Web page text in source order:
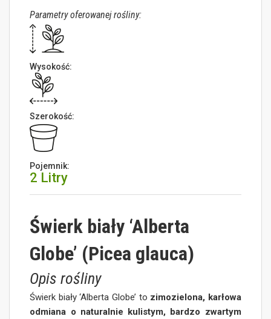
Parametry oferowanej rośliny:
Wysokość:
Szerokość:
Pojemnik:
2 Litry
Świerk biały ‘Alberta
Globe’ (Picea glauca)
Opis rośliny
Świerk biały ‘Alberta Globe’ to zimozielona, karłowa
odmiana o naturalnie kulistym, bardzo zwartym